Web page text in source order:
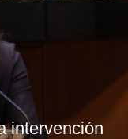
intervención